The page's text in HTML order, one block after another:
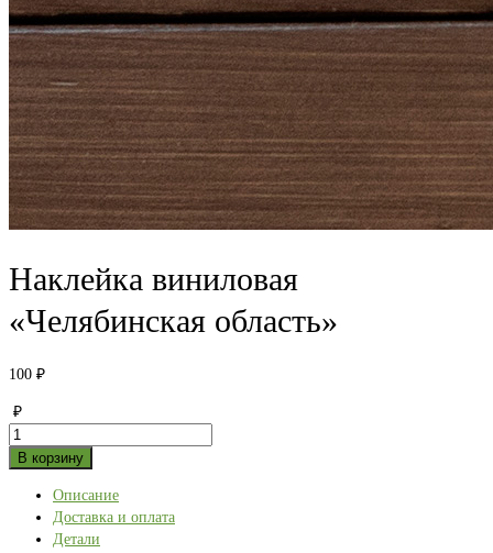
Наклейка виниловая
«Челябинская область»
100 ₽
₽
Количество
товара
виниловая
«Челябинская
область»
В корзину
Описание
Доставка и оплата
Детали